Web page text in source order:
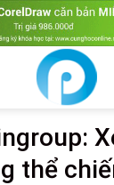
thể